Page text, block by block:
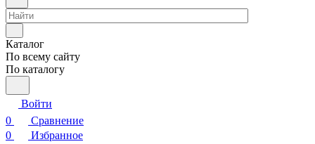
Каталог
По всему сайту
По каталогу
Войти
0
Сравнение
0
Избранное